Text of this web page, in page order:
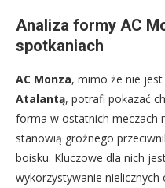
Analiza formy AC
spotkaniach
AC Monza, mimo że nie
Atalantą, potrafi pokazać
forma w ostatnich meczach
stanowią groźnego
boisku. Kluczowe dla nich
wykorzystywanie